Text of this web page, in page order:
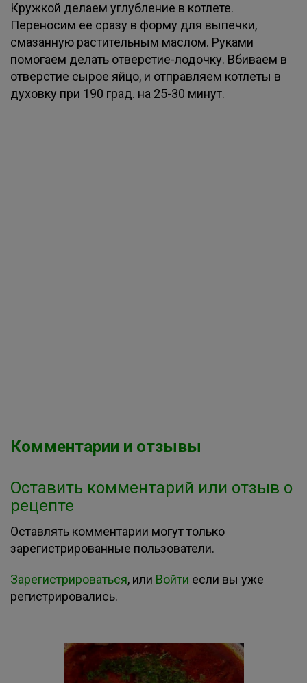
Кружкой делаем углубление в котлете.
Переносим ее сразу в форму для выпечки,
смазанную растительным маслом. Руками
помогаем делать отверстие-лодочку. Вбиваем в
отверстие сырое яйцо, и отправляем котлеты в
духовку при 190 град. на 25-30 минут.
Комментарии и отзывы
Оставить комментарий или отзыв о
рецепте
Оставлять комментарии могут только
зарегистрированные пользователи.
Зарегистрироваться, или Войти если вы уже
регистрировались.